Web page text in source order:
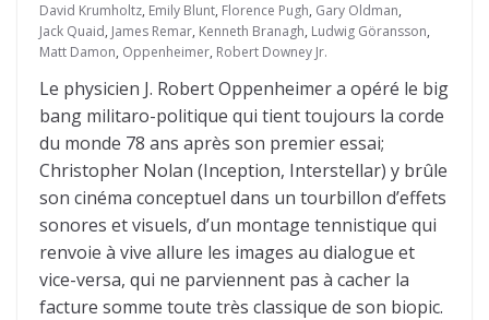
David Krumholtz, Emily Blunt, Florence Pugh, Gary Oldman,
Jack Quaid, James Remar, Kenneth Branagh, Ludwig Göransson,
Matt Damon, Oppenheimer, Robert Downey Jr.
Le physicien J. Robert Oppenheimer a opéré le big
bang militaro-politique qui tient toujours la corde
du monde 78 ans après son premier essai;
Christopher Nolan (Inception, Interstellar) y brûle
son cinéma conceptuel dans un tourbillon d’effets
sonores et visuels, d’un montage tennistique qui
renvoie à vive allure les images au dialogue et
vice-versa, qui ne parviennent pas à cacher la
facture somme toute très classique de son biopic.